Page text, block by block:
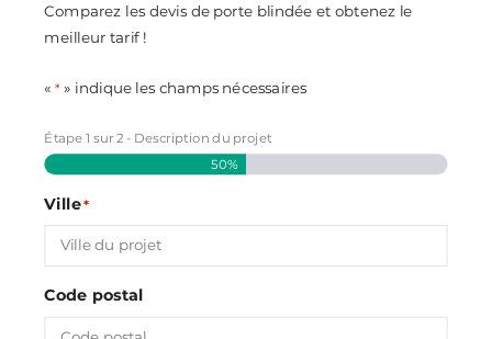
Comparez les devis de porte blindée et obtenez le
meilleur tarif !
«* » indique les champs nécessaires
Étape1 sur2 - Description du projet
50%
Ville*
Code postal